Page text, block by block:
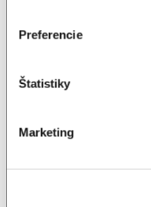
Preferencie
Štatistiky
Marketing